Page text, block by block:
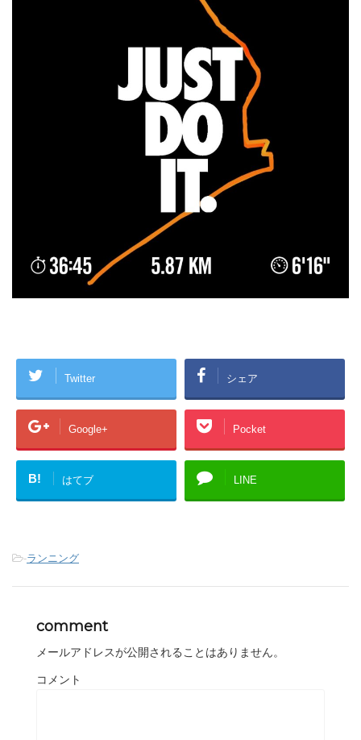
Twitter シェア
Google+ Pocket
B! はてブ LINE
-ランニング
comment
メールアドレスが公開されることはありません。
コメント